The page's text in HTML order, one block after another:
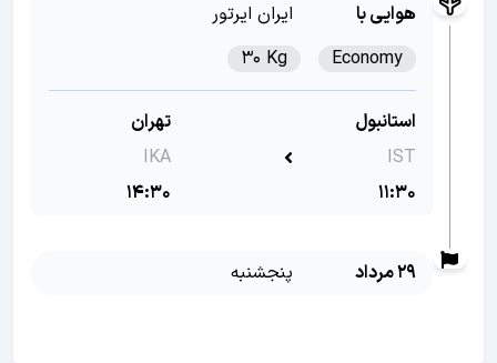
هوایی با
ایران ایرتور
Economy
30 Kg
استانبول
IST
11:30
تهران
IKA
14:30
29 مرداد پنجشنبه